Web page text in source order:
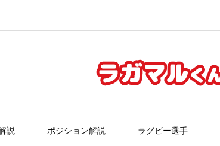
説 ポジション解説 ラグビー選手